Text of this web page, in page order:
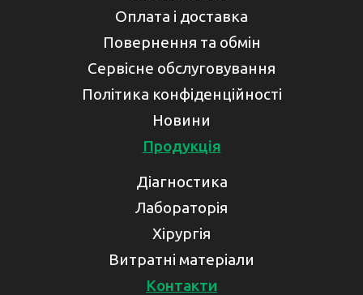
Оплата і доставка
Повернення та обмін
Сервісне обслуговування
Політика конфіденційності
Новини
Продукція
Діагностика
Лабораторія
Хірургія
Витратні матеріали
Контакти